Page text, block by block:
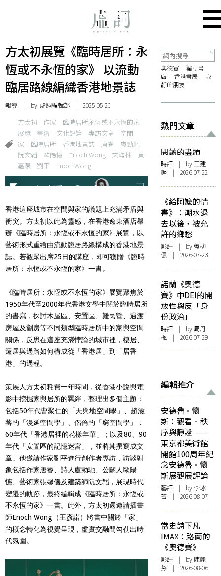
方太初展覽《臨時居所：永
恆或不永恆的家》 以流動
臨居路線編織香港地景誌
報導 | by 虛詞編輯部 | 2025-05-23
方太初 作家
臨時居所永恆或不永恆的家
展覽
書籍 文化評論 專訪文章
空間
家
臨時居所 香港地景誌 唐睿
盧勁馳
阮文韜
歐陽憓 Enoch Wong 文海林
黃
嘉瀛
劉平 EnochWong
香港這座城市在空間與家的議題上充滿矛盾與
衝突。方太初以此為靈感，在香港逸東酒店舉
辦《臨時居所：永恆或不永恆的家》展覽，以
藝術形式重繪由流動臨居路線構成的香港地景
誌。若觀眾出席25日的講座，即可獲贈《臨時
居所：永恆或不永恆的家》一書。
《臨時居所：永恆或不永恆的家》展覽聚焦於
1950年代至2000年代香港文學中關於臨時居所
的書寫，探討木屋區、安置區、難民營、過渡
房屋及劏房等不同類型臨時居所中的家與空間
關係，反思在這座充滿悖論的城市裡，棲居、
遷居與過路如何構成從「香港居」到「居香
港」的過程。
策展人方太初耗費一年時間，從香港小說與電
影中挖掘家與居所的羈絆，整理出多個主題：
包括50年代曹聚仁的「天與地空間學」、趙滋
蕃的「漫延空間學」、侶倫的「窮空間學」；
60年代「香港居裡的花樣年華」；以及80、90
年代「安置區的記憶迷宮」，並將其撰寫成文
章。他邀請作家劉平進行創作者專訪，訪談對
象包括作家唐睿、詩人盧勁馳、公關人歐陽
憓、藝術家張馨儀及建築師阮文韜，展現時代
變遷的軌跡，最終編輯成《臨時居所：永恆或
不永恆的家》一書。此外，方太初還邀請插畫
師Enoch Wong（王彥諾）將書中關於「家」
的概念轉化為視覺呈現，虛實交融間勾勒出時
代氛圍。
奧德賽
獨立書
店
香港書展
寂
靜的朋友
熱門文章
閱讀的盡頭
時評 | by 王建
鏗 | 2026-07-22
《給阿嬤的情
書》：潮水退
去以後，被允
許的鄉愁
影評 | by 盤柳
儂 | 2026-07-23
諾蘭《奧德
賽》中DEI的開
放性與反「身
份政治」
時評 | by周丹
楓 | 2026-07-29
編輯推介
安德魯·懷
斯：觀看、秩
序與靜謐 ——
東京都美術館
開館100周年紀
念安德魯·懷
斯展觀展評論
藝評 | by 李冰
苔 | 2026-08-07
當史詩下凡
IMAX：路蘭的
《奧德賽》
影評 | by 陳麗
芬 | 2026-08-06